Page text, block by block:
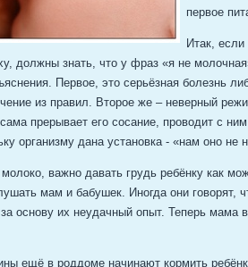
первое
Итак,
должны знать, что у фраз «я не
Первое, это серьёзная болезнь
из правил. Второе же – неверный
прерывает его сосание, проводит с
организму дана установка - «нам оно не
важно давать грудь ребёнку как
мам и бабушек. Иногда они говорят,
основу их неудачный опыт. Теперь мама
ещё в роддоме начинают кормить